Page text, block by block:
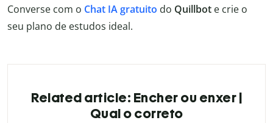
Converse com o Chat IA gratuito do Quillbot e crie o
seu plano de estudos ideal.
Related article: Encher ou enxer |
Qual o correto